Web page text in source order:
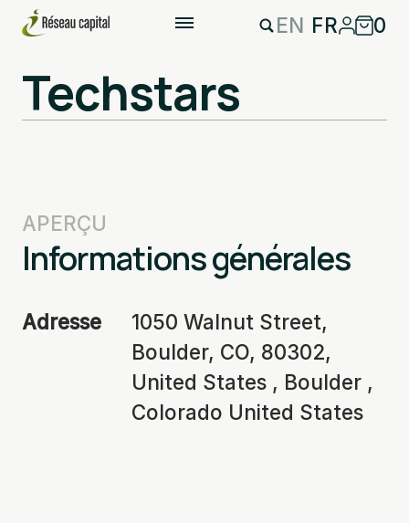
EN FR 0
Techstars
APERÇU
Informations générales
Adresse
1050 Walnut Street,
Boulder, CO, 80302,
United States , Boulder ,
Colorado United States